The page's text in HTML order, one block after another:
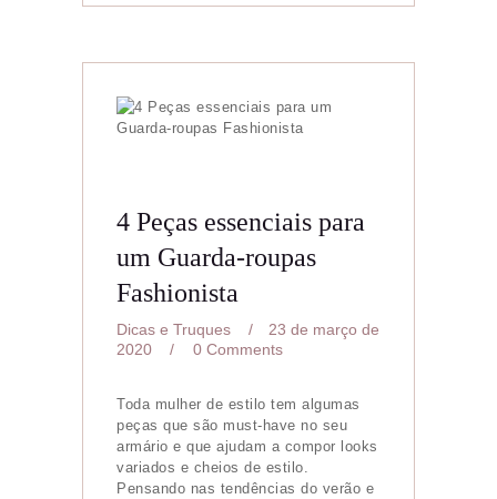
4 Peças essenciais para
um Guarda-roupas
Fashionista
Dicas e Truques
23 de março de
2020
0 Comments
Toda mulher de estilo tem algumas
peças que são must-have no seu
armário e que ajudam a compor looks
variados e cheios de estilo.
Pensando nas tendências do verão e